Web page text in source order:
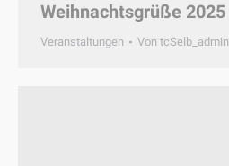
Weihnachtsgrüße 2025
Veranstaltungen Von tcSelb_admin